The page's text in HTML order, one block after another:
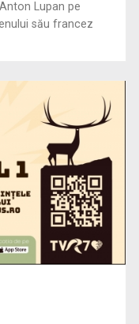
despre
Lupan pe
său francez